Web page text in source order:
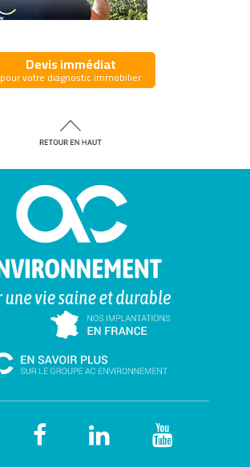
Devis immédiat
pour votre diagnostic immobilier